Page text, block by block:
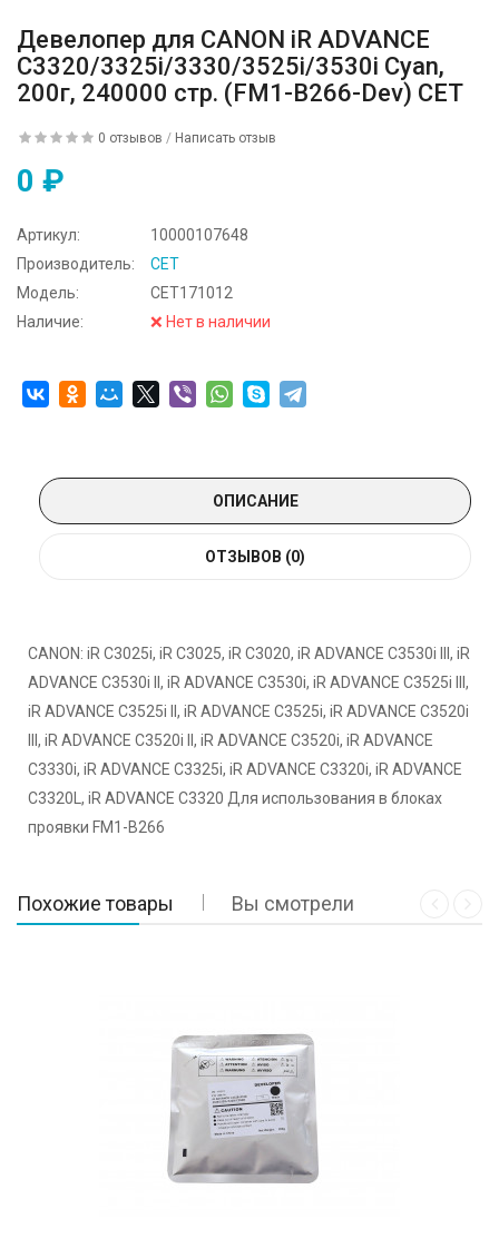
Девелопер для CANON iR ADVANCE
C3320/3325i/3330/3525i/3530i Cyan,
200г, 240000 стр. (FM1-B266-Dev) CET
0 отзывов / Написать отзыв
0 ₽
Артикул:
10000107648
Производитель:
CET
Модель:
CET171012
Наличие:
❌ Нет в наличии
ОПИСАНИЕ
ОТЗЫВОВ (0)
CANON: iR C3025i, iR C3025, iR C3020, iR ADVANCE C3530i III, iR
ADVANCE C3530i II, iR ADVANCE C3530i, iR ADVANCE C3525i III,
iR ADVANCE C3525i II, iR ADVANCE C3525i, iR ADVANCE C3520i
III, iR ADVANCE C3520i II, iR ADVANCE C3520i, iR ADVANCE
C3330i, iR ADVANCE C3325i, iR ADVANCE C3320i, iR ADVANCE
C3320L, iR ADVANCE C3320 Для использования в блоках
проявки FM1-B266
Похожие товары Вы смотрели